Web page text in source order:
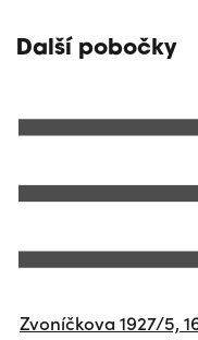
Další pobočky
Zvoníčkova 1927/5,